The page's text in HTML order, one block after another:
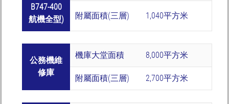
B747-400
航機全型)
附屬面積(三層) 1,040平方米
公務機維
修庫
機庫大堂面積 8,000平方米
附屬面積(三層) 2,700平方米